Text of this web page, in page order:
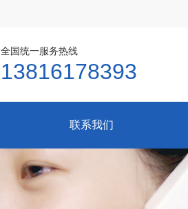
全国统一服务热线
13816178393
联系我们